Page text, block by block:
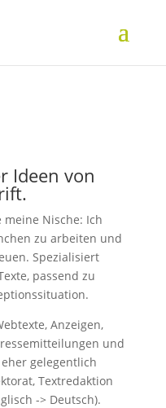
Ideen von
Nische: Ich
zu arbeiten und
Spezialisiert
passend zu
Anzeigen,
und
gelegentlich
Textredaktion
-> Deutsch).